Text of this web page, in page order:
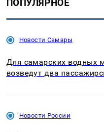
ПОПУЛЯРНОЕ
Новости Самары
Для самарских водных
возведут два
Новости России